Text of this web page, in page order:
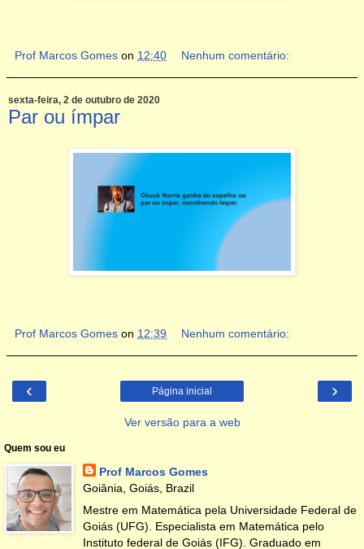
Prof Marcos Gomes on 12:40 Nenhum comentário:
sexta-feira, 2 de outubro de 2020
Par ou ímpar
Prof Marcos Gomes on 12:39 Nenhum comentário:
‹ ›
Página inicial
Ver versão para a web
Quem sou eu
Prof Marcos Gomes
Goiânia, Goiás, Brazil
Mestre em Matemática pela Universidade Federal de
Goiás (UFG). Especialista em Matemática pelo
Instituto federal de Goiás (IFG). Graduado em